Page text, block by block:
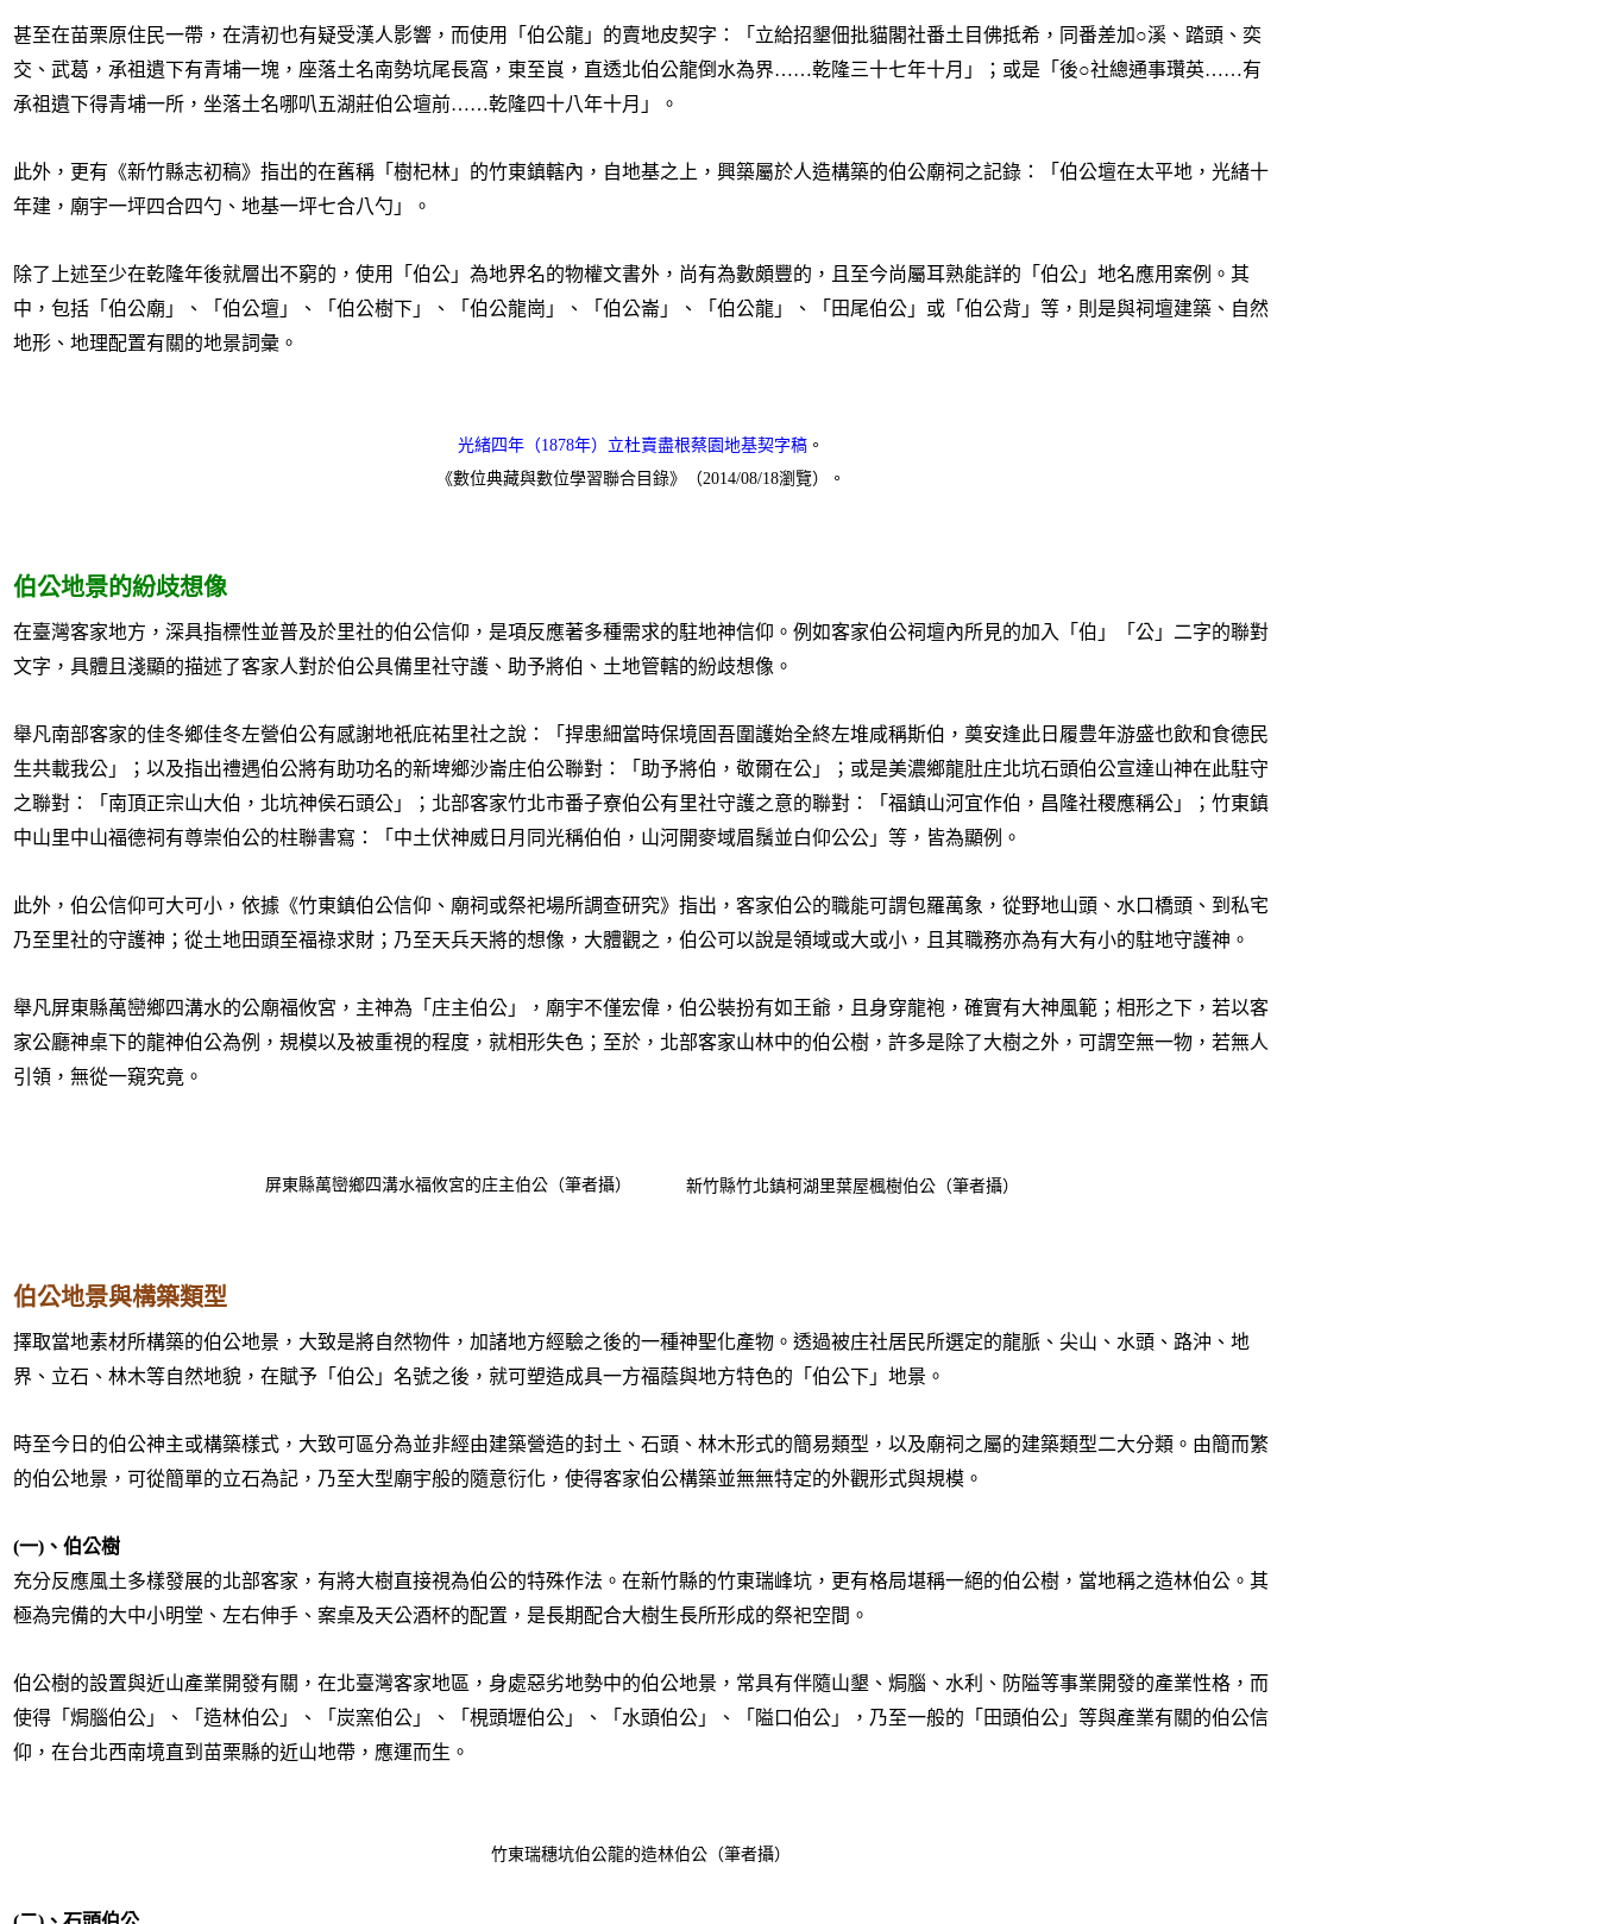
甚至在苗栗原住民一帶，在清初也有疑受漢人影響，而使用「伯公龍」的賣地皮契字：「 立給招墾佃批貓閣社番土目佛抵希，同番差加○溪、踏頭、奕
交、武葛，承祖遺下有青埔一塊，座落土名南勢坑尾長窩，東至峎，直透北伯公龍倒水為界……乾隆三十七年十月 」；或是「 後○社總通事瓚英……有
承祖遺下得青埔一所，坐落土名哪叭五湖莊伯公壇前……乾隆四十八年十月 」。
此外，更有《新竹縣志初稿》指出的在舊稱「樹杞林」的竹東鎮轄內，自地基之上，興築屬於人造構築的伯公廟祠之記錄：「 伯公壇在太平地，光緒十
年建，廟宇一坪四合四勺、地基一坪七合八勺 」。
除了上述至少在乾隆年後就層出不窮的，使用「伯公」為地界名的物權文書外，尚有為數頗豐的，且至今尚屬耳熟能詳的「伯公」地名應用案例。其
中，包括「伯公廟」、「伯公壇」、「伯公樹下」、「伯公龍崗」、「伯公崙」、「伯公龍」、「田尾伯公」或「伯公背」等，則是與祠壇建築、自然
地形、地理配置有關的地景詞彙。
光緒四年（1878年）立杜賣盡根蔡園地基契字稿 。
《數位典藏與數位學習聯合目錄》（2014/08/18瀏覽）。
伯公地景的紛歧想像
在臺灣客家地方，深具指標性並普及於里社的伯公信仰，是項反應著多種需求的駐地神信仰。例如客家伯公祠壇內所見的加入「伯」「公」二字的聯對
文字，具體且淺顯的描述了客家人對於伯公具備里社守護、助予將伯、土地管轄的紛歧想像。
舉凡南部客家的佳冬鄉佳冬左營伯公有感謝地祇庇祐里社之說：「捍患細當時保境固吾圍護始全終左堆咸稱斯伯，奠安逢此日履豊年游盛也飲和食德民
生共載我公」；以及指出禮遇伯公將有助功名的新埤鄉沙崙庄伯公聯對：「助予將伯，敬爾在公」；或是美濃鄉龍肚庄北坑石頭伯公宣達山神在此駐守
之聯對：「南頂正宗山大伯，北坑神侯石頭公」；北部客家竹北市番子寮伯公有里社守護之意的聯對：「福鎮山河宜作伯，昌隆社稷應稱公」；竹東鎮
中山里中山福德祠有尊崇伯公的柱聯書寫：「中土伏神威日月同光稱伯伯，山河開麥域眉鬚並白仰公公」等，皆為顯例。
此外，伯公信仰可大可小，依據《竹東鎮伯公信仰、廟祠或祭祀場所調查研究》指出，客家伯公的職能可謂包羅萬象，從野地山頭、水口橋頭、到私宅
乃至里社的守護神；從土地田頭至福祿求財；乃至天兵天將的想像，大體觀之，伯公可以說是領域或大或小，且其職務亦為有大有小的駐地守護神。
舉凡屏東縣萬巒鄉四溝水的公廟福攸宮，主神為「庄主伯公」，廟宇不僅宏偉，伯公裝扮有如王爺，且身穿龍袍，確實有大神風範；相形之下，若以客
家公廳神桌下的龍神伯公為例，規模以及被重視的程度，就相形失色；至於，北部客家山林中的伯公樹，許多是除了大樹之外，可謂空無一物，若無人
引領，無從一窺究竟。
屏東縣萬巒鄉四溝水福攸宮的庄主伯公（筆者攝） 新竹縣竹北鎮柯湖里葉屋楓樹伯公（筆者攝）
伯公地景與構築類型
擇取當地素材所構築的伯公地景，大致是將自然物件，加諸地方經驗之後的一種神聖化產物。透過被庄社居民所選定的龍脈、尖山、水頭、路沖、地
界、立石、林木等自然地貌，在賦予「伯公」名號之後，就可塑造成具一方福蔭與地方特色的「伯公下」地景。
時至今日的伯公神主或構築樣式，大致可區分為並非經由建築營造的封土、石頭、林木形式的簡易類型，以及廟祠之屬的建築類型二大分類。由簡而繁
的伯公地景，可從簡單的立石為記，乃至大型廟宇般的隨意衍化，使得客家伯公構築並無無特定的外觀形式與規模。
(一)、伯公樹
充分反應風土多樣發展的北部客家，有將大樹直接視為伯公的特殊作法。在新竹縣的竹東瑞峰坑，更有格局堪稱一絕的伯公樹，當地稱之造林伯公。其
極為完備的大中小明堂、左右伸手、案桌及天公酒杯的配置，是長期配合大樹生長所形成的祭祀空間。
伯公樹的設置與近山產業開發有關，在北臺灣客家地區，身處惡劣地勢中的伯公地景，常具有伴隨山墾、焗腦、水利、防隘等事業開發的產業性格，而
使得「焗腦伯公」、「造林伯公」、「炭窯伯公」、「梘頭壢伯公」、「水頭伯公」、「隘口伯公」，乃至一般的「田頭伯公」等與產業有關的伯公信
仰，在台北西南境直到苗栗縣的近山地帶，應運而生。
竹東瑞穗坑伯公龍的造林伯公（筆者攝）